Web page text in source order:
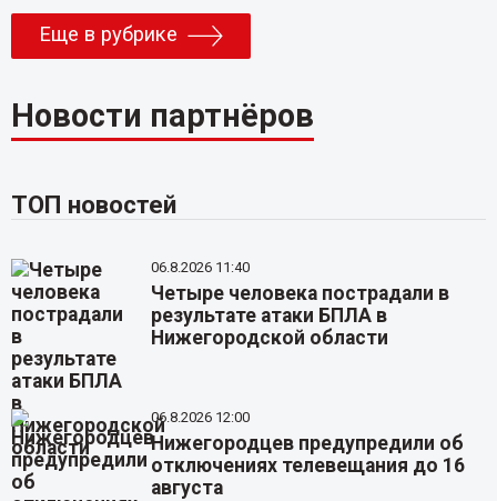
Еще в рубрике
Новости партнёров
ТОП новостей
06.8.2026 11:40
Четыре человека пострадали в
результате атаки БПЛА в
Нижегородской области
06.8.2026 12:00
Нижегородцев предупредили об
отключениях телевещания до 16
августа